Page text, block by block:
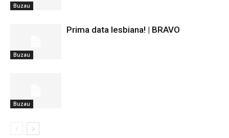
Buzau
Buzau
Prima data lesbiana! | BRAVO
Buzau